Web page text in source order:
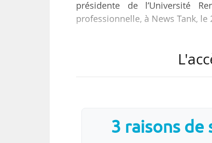
présidente de l’Université
professionnelle, à News Tank, le
manière dans le traitement
défavoriser les candidats en
Le calendrier mis en place
3 raisons de